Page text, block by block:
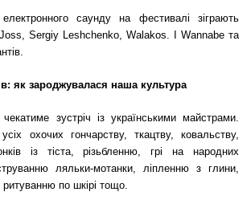
саунду на фестивалі зіграють
Sergiy Leshchenko, Walakos. I Wannabe та
як зароджувалася наша культура
зустріч із українськими майстрами.
охочих гончарству, ткацтву, ковальству,
із тіста,різьбленню, грі на народних
ляльки-мотанки, ліпленню з глини,
по шкірі тощо.